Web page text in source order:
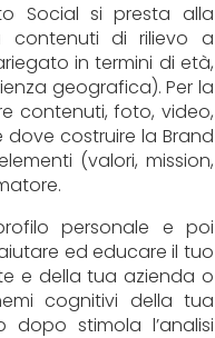
Social si presta alla
contenuti di rilievo a
in termini di età,
geografica). Per la
contenuti, foto, video,
costruire la Brand
(valori, mission,
personale e poi
ed educare il tuo
e della tua azienda o
cognitivi della tua
stimola l’analisi